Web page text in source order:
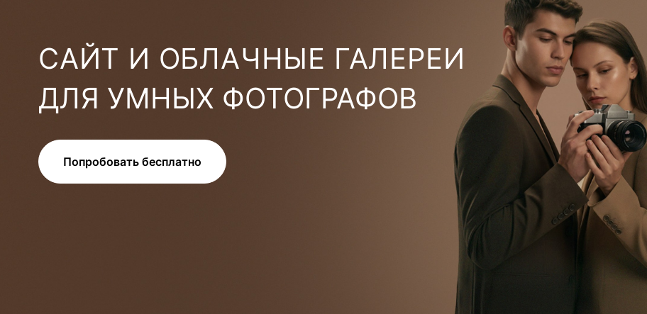
САЙТ И ОБЛАЧНЫЕ ГАЛЕРЕИ
ДЛЯ УМНЫХ ФОТОГРАФОВ
Попробовать бесплатно